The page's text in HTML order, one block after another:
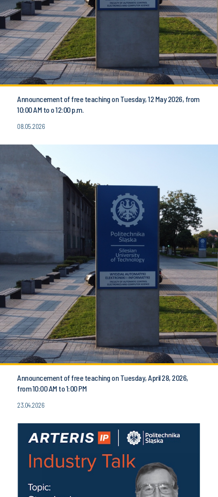
Announcement of free teaching on Tuesday, 12 May 2026, from
10:00 AM to o 12:00 p.m.
08.05.2026
Announcement of free teaching on Tuesday, April 28, 2026,
from 10:00 AM to 1:00 PM
23.04.2026